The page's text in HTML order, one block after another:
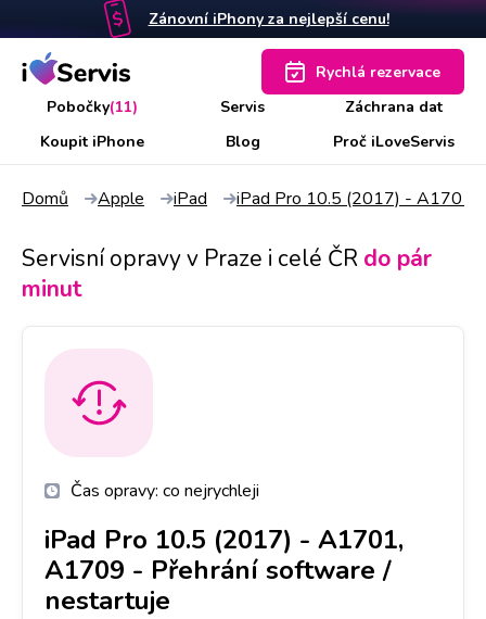
Zánovní iPhony za nejlepší cenu!
Pobočky(11) Servis
Záchrana dat
Koupit iPhone
Blog Proč iLoveServis
Rychlá rezervace
Domů Apple iPad iPad Pro 10.5 (2017) - A1701,
Servisní opravy v Praze i celé ČR do pár
minut
Čas opravy: co nejrychleji
iPad Pro 10.5 (2017) - A1701,
A1709 - Přehrání software /
nestartuje